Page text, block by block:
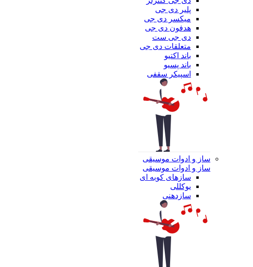
پلیر دی جی
میکسر دی جی
هدفون دی جی
دی جی ست
متعلقات دی جی
باند اکتیو
باند پسیو
اسپیکر سقفی
ساز و ادوات موسیقی
ساز و ادوات موسیقی
سازهای کوبه ای
یوکللی
سازدهنی